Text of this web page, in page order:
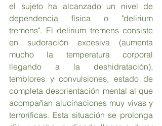
el sujeto ha alcanzado un nivel de
dependencia física o "delirium
tremens". El delirium tremens consiste
en sudoración excesiva (aumenta
mucho la temperatura corporal
llegando a la deshidratación),
temblores y convulsiones, estado de
completa desorientación mental al que
acompañan alucinaciones muy vivas y
terroríficas. Esta situación se prolonga